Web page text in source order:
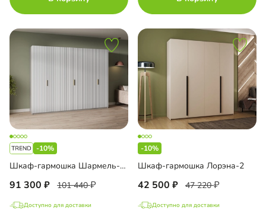
-10%
Шкаф-гармошка Шармель-3 Лайф
91 300 101 440
Доступно для доставки
-10%
Шкаф-гармошка Лорэна-2
42 500 47 220
Доступно для доставки